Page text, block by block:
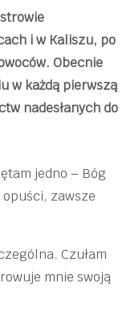
i w Kaliszu, po
Obecnie
w każdą pierwszą
nadesłanych do
jedno – Bóg
zawsze
Czułam
mnie swoją